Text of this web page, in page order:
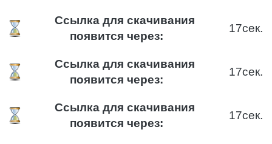
Ссылка для скачивания
появится через:
16сек.
Ссылка для скачивания
появится через:
16сек.
Ссылка для скачивания
появится через:
16сек.